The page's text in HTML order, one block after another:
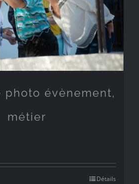
photo évènement,
métier
Détails